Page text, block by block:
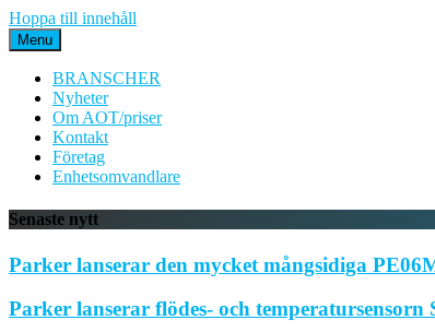
Hoppa till innehåll
Menu
BRANSCHER
Nyheter
Om AOT/priser
Kontakt
Företag
Enhetsomvandlare
Senaste nytt
Parker lanserar den mycket mångsidiga
Parker lanserar flödes- och